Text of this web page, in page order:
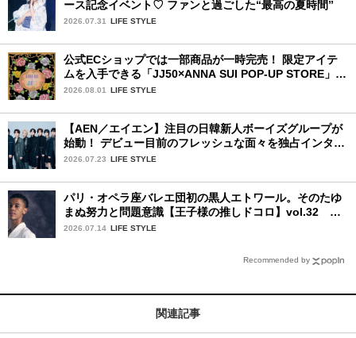
ース記念イベント♡ ファンと過ごした“最高の夏時間”
2026.07.31 LIFE STYLE
公式ECショップでは一部商品が一時完売！ 限定アイテ
ムを入手できる「JJ50×ANNA SUI POP-UP STORE」が
広島で開催決定
2026.08.01 LIFE STYLE
【AEN／エイエン】注目の日韓新人ボーイズグループが
始動！ デビュー目前のフレッシュな面々を独占インタビ
ュー。7人の魅力に迫ります♪
2026.07.23 LIFE STYLE
パリ・オペラ座バレエ団初の黒人エトワール。そのたゆ
まぬ努力と問題意識【王子様の推しドコロ】vol.32 ギ
ヨーム・ディオップさん
2026.07.14 LIFE STYLE
Recommended by
関連記事